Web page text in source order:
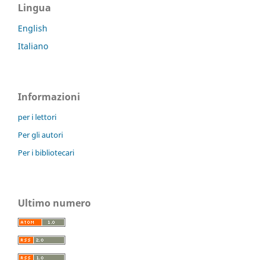
Lingua
English
Italiano
Informazioni
per i lettori
Per gli autori
Per i bibliotecari
Ultimo numero